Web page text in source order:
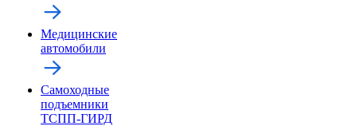
Медицинские
автомобили
Самоходные
подъемники
ТСПП-ГИРД